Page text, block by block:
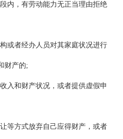
内，有劳动能力无正当理由拒绝
或者经办人员对其家庭状况进行
财产的;
入和财产状况，或者提供虚假申
等方式放弃自己应得财产，或者